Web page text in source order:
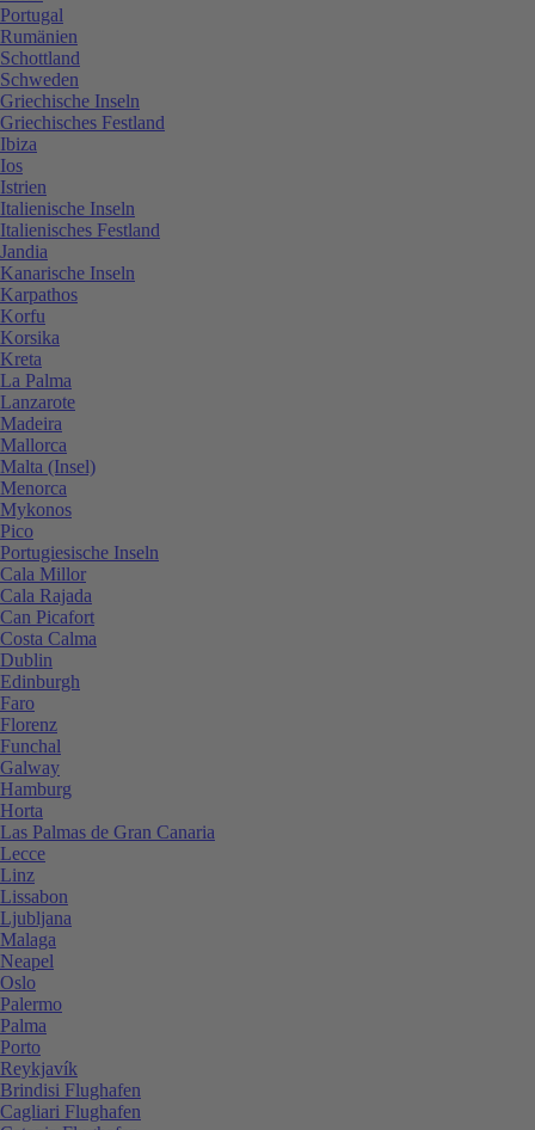
Portugal
Rumänien
Schottland
Schweden
Griechische Inseln
Griechisches Festland
Ibiza
Ios
Istrien
Italienische Inseln
Italienisches Festland
Jandia
Kanarische Inseln
Karpathos
Korfu
Korsika
Kreta
La Palma
Lanzarote
Madeira
Mallorca
Malta (Insel)
Menorca
Mykonos
Pico
Portugiesische Inseln
Cala Millor
Cala Rajada
Can Picafort
Costa Calma
Dublin
Edinburgh
Faro
Florenz
Funchal
Galway
Hamburg
Horta
Las Palmas de Gran Canaria
Lecce
Linz
Lissabon
Ljubljana
Malaga
Neapel
Oslo
Palermo
Palma
Porto
Reykjavík
Brindisi Flughafen
Cagliari Flughafen